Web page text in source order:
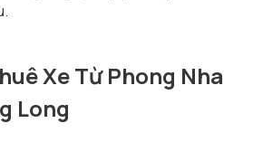
Xe Từ Phong Nha
Long